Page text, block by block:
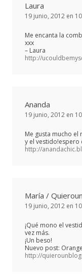
Laura
19 junio, 2012 en
Me encanta la
xxx
– Laura
http://
Ananda
19 junio, 2012 en
Me gusta mucho
y el vestido!espero
http://
María /
19 junio, 2012 en
¡Qué mono el
vez más.
¡Un beso!
Nuevo post:
http://